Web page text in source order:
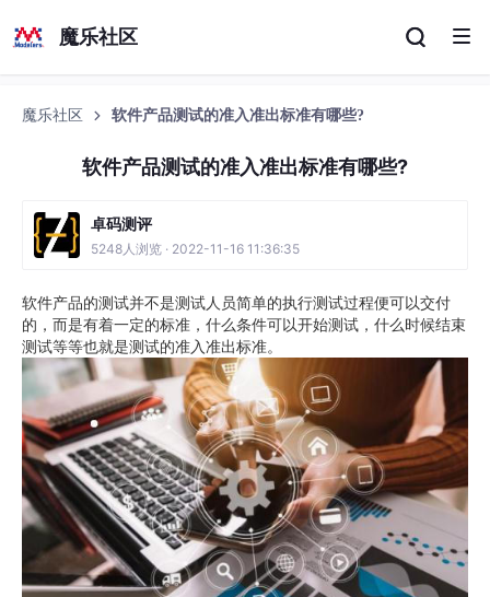
魔乐社区
魔乐社区 软件产品测试的准入准出标准有哪些?
软件产品测试的准入准出标准有哪些?
卓码测评
5248人浏览 · 2022-11-16 11:36:35
软件产品的测试并不是测试人员简单的执行测试过程便可以交付
的，而是有着一定的标准，什么条件可以开始测试，什么时候结束
测试等等也就是测试的准入准出标准。